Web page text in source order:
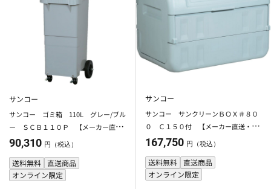
サンコー
サンコー ゴミ箱 110L グレー/ブル
ー ＳＣＢ１１０Ｐ 【メーカー直
送・代引不可】【法人限定】【日祝配
90,310 円（税込）
送料無料 直送商品
オンライン限定
サンコー
サンコー サンクリーンＢＯＸ＃８０
０ Ｃ１５０付 【メーカー直送・代
引不可】【法人限定】【日祝配送不
167,750 円（税込）
送料無料
直送商品
オンライン限定